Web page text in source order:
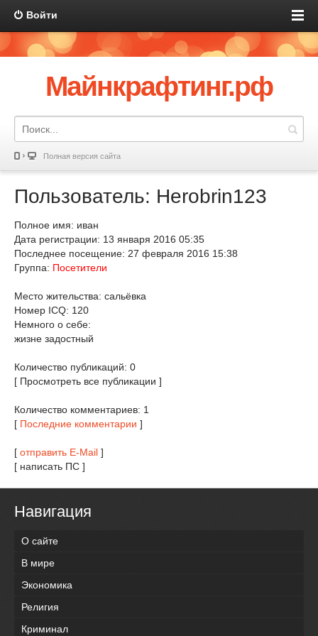
Войти
Майнкрафтинг.рф
Полная версия сайта
Пользователь: Herobrin123
Полное имя: иван
Дата регистрации: 13 января 2016 05:35
Последнее посещение: 27 февраля 2016 15:38
Группа: Посетители
Место жительства: сальёвка
Номер ICQ: 120
Немного о себе:
жизне задостный
Количество публикаций: 0
[ Просмотреть все публикации ]
Количество комментариев: 1
[ Последние комментарии ]
[ отправить E-Mail ]
[ написать ПС ]
Навигация
О сайте
В мире
Экономика
Религия
Криминал